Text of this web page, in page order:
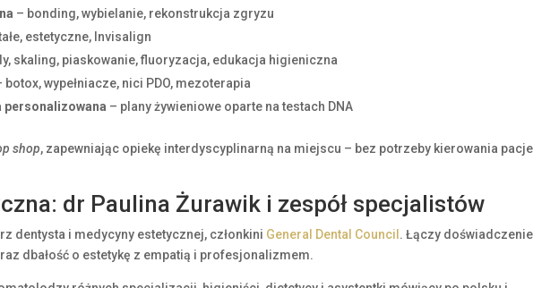
– bonding, wybielanie, rekonstrukcja zgryzu
estetyczne, Invisalign
skaling, piaskowanie, fluoryzacja, edukacja higieniczna
botox, wypełniacze, nici PDO, mezoterapia
personalizowana – plany żywieniowe oparte na testach DNA
shop, zapewniając opiekę interdyscyplinarną na miejscu – bez potrzeby kierowania
dr Paulina Żurawik i zespół specjalistów
dentysta i medycyny estetycznej, członkini General Dental Council . Łączy
dbałość o estetykę z empatią i profesjonalizmem.